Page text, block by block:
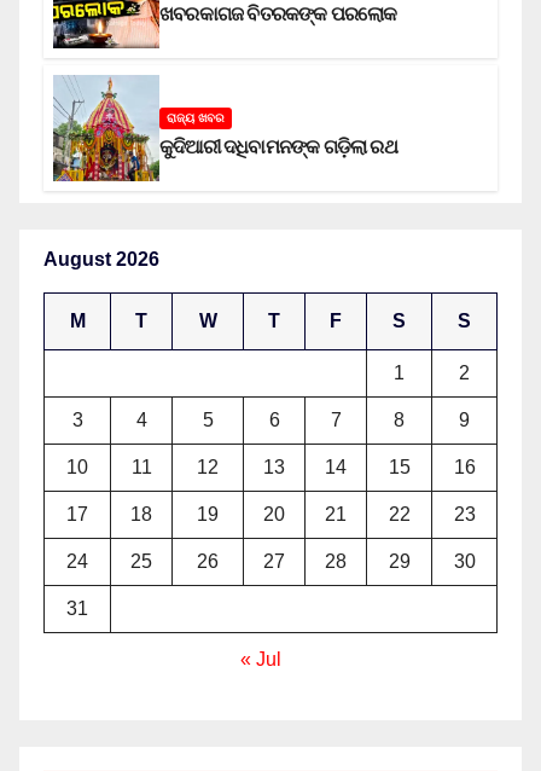
ଖବରକାଗଜ ବିତରକଙ୍କ ପରଲୋକ
ରାଜ୍ୟ ଖବର
କୁଦିଆରୀ ଦଧିବାମନଙ୍କ ଗଡ଼ିଲା ରଥ
August 2026
M T W T F S S
1 2
3 4 5 6 7 8 9
10 11 12 13 14 15 16
17 18 19 20 21 22 23
24 25 26 27 28 29 30
31
« Jul